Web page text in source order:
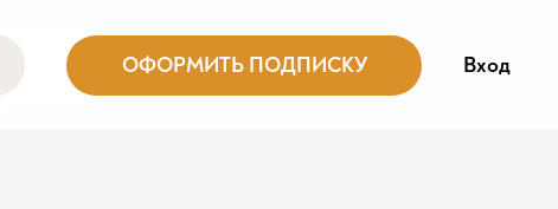
ОФОРМИТЬ ПОДПИСКУ Вход